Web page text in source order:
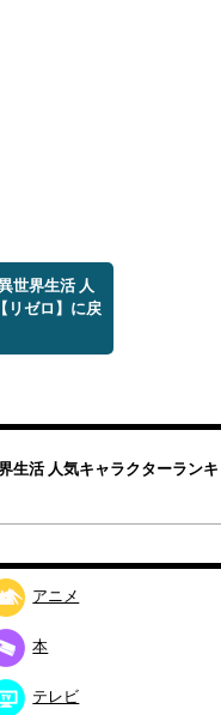
世界生活 人
リゼロ】に戻
生活 人気キャラクターランキ
アニメ
本
テレビ